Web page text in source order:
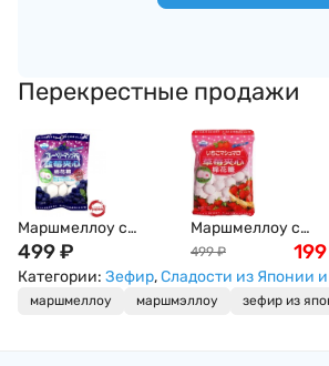
Перекрестные продажи
Маршмеллоу с
голубичной
начинкой (зефир)
EIWA, 90 г, Япония
499₽
Маршмеллоу с
клубничной
начинкой (зефир)
EIWA, 90 г, Япония
499 ₽ 199
Категории: Зефир,Сладости из Японии
маршмеллоу маршмэллоу зефир из